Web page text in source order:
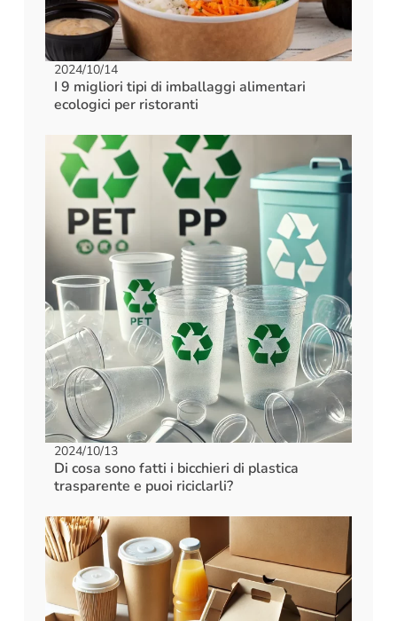
2024/10/14
I 9 migliori tipi di imballaggi alimentari
ecologici per ristoranti
2024/10/13
Di cosa sono fatti i bicchieri di plastica
trasparente e puoi riciclarli?